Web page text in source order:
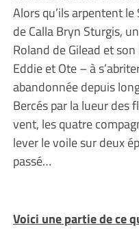
Alors qu’ils arpentent
de Calla Bryn Sturgis,
Roland de Gilead et
Eddie et Ote – à
abandonnée depuis
Bercés par la lueur des
vent, les quatre
lever le voile sur deux
passé…
Voici une partie de ce